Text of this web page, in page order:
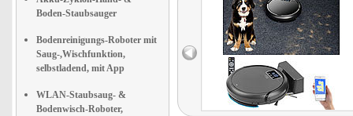
Boden-Staubsauger
Bodenreinigungs-Roboter mit
Saug-,Wischfunktion,
selbstladend, mit App
WLAN-Staubsaug- &
Bodenwisch-Roboter,